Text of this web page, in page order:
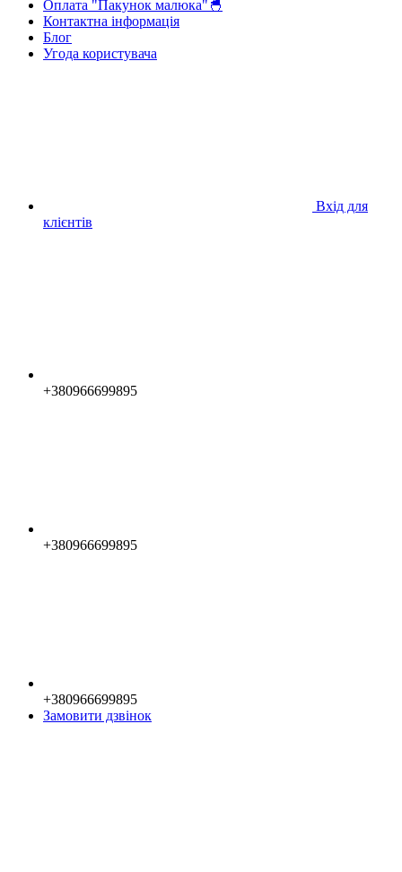
Оплата "Пакунок малюка"🐣
Контактна інформація
Блог
Угода користувача
Вхід для
клієнтів
+380966699895
+380966699895
+380966699895
Замовити дзвінок